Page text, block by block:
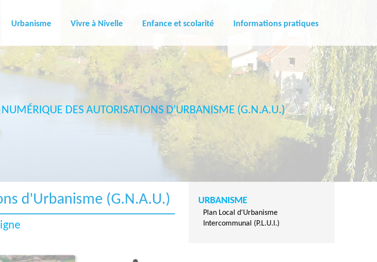
Urbanisme Vivre à Nivelle Enfance et scolarité Informations pratiques
DES AUTORISATIONS D'URBANISME (G.N.A.U.)
d'Urbanisme (G.N.A.U.) URBANISME
Plan Local d'Urbanisme
Intercommunal (P.L.U.I.)